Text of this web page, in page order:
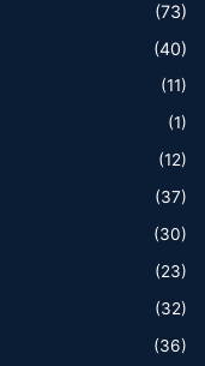
(73)
(40)
(11)
(1)
(12)
(37)
(30)
(23)
(32)
(36)